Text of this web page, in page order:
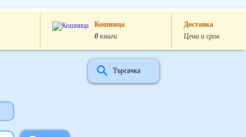
Кошница
0 книги
Доставка
Цена и срок
Търсачка